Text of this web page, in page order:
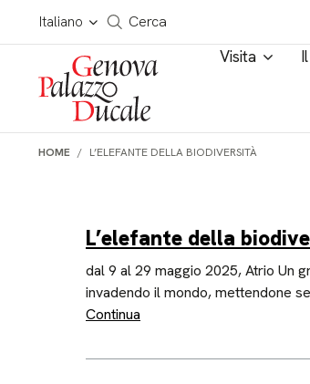
Salta al contenuto
Italiano
Cerca in tutto il sito
Cerca
Visita
HOME L’ELEFANTE DELLA BIODIVERSITÀ
L’elefante della
dal 9 al 29 maggio 2025, Atrio Un
invadendo il mondo, mettendone
Continua